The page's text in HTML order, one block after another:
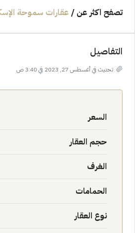
تصفح اكثر عن / عقارات سموحة
التفاصيل
تحديث في أغسطس 27, 2023 في 3:40 ص
السعر
حجم العقار
الغرف
الحمامات
نوع العقار